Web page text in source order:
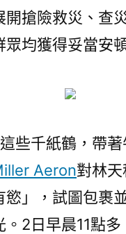
開搶險救災、查
眾均獲得妥當安
些千紙鶴，帶
Aeron對林
慾」，試圖包裹
。2日早晨11點